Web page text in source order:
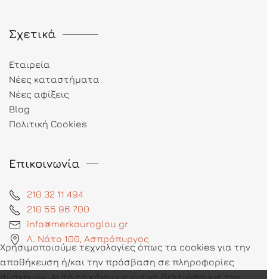
Σχετικά
Εταιρεία
Νέες καταστήματα
Νέες αφίξεις
Blog
Πολιτική Cookies
Επικοινωνία
210 32 11 494
210 55 96 700
info@merkouroglou.gr
Λ. Νάτο 100, Ασπρόπυργος
Χρησιμοποιούμε τεχνολογίες όπως τα cookies για την
αποθήκευση ή/και την πρόσβαση σε πληροφορίες
συσκευών. Αυτό το κάνουμε για να βελτιώσουμε την